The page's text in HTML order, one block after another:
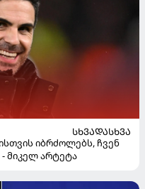
ᲡᲮᲕᲐᲓᲐᲡᲮᲕᲐ
იბრძოლებს, ჩვენ
- მიკელ არტეტა